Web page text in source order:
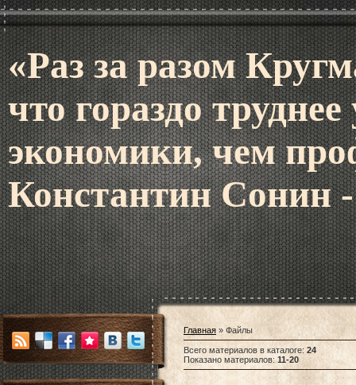
«Раз за разом
что гораздо
экономики, чем
Константин Сонин
Главная » Файлы
Всего материалов в каталоге: 24
Показано материалов:11-20